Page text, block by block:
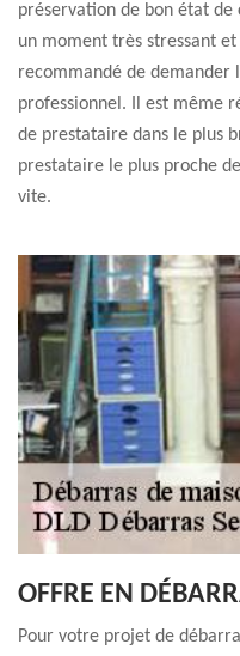
préservation de bon état
un moment très stressant
recommandé de demander
professionnel. Il est même
de prestataire dans le plus
prestataire le plus proche
vite.
OFFRE EN
Pour votre projet de